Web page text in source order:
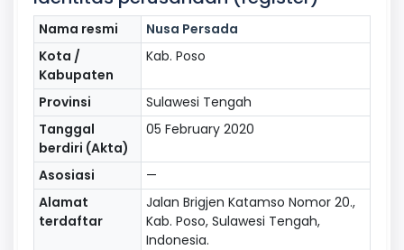
Nama resmi
Nusa Persada
Kota /
Kabupaten
Kab. Poso
Provinsi
Sulawesi Tengah
Tanggal
berdiri (Akta)
05 February 2020
Asosiasi
—
Alamat
terdaftar
Jalan Brigjen Katamso Nomor 20.,
Kab. Poso, Sulawesi Tengah,
Indonesia.